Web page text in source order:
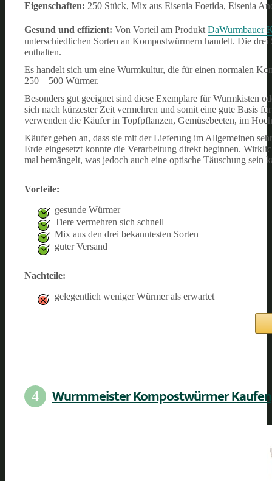
Eigenschaften: 250 Stück, Mix aus Eisenia Foetida, Eisenia
Gesund und effizient: Von Vorteil am Produkt DaWurmbauer
unterschiedlichen Sorten an Kompostwürmern handelt. Die
enthalten.
Es handelt sich um eine Wurmkultur, die für einen normalen
250 – 500 Würmer.
Besonders gut geeignet sind diese Exemplare für Wurmkisten
sich nach kürzester Zeit vermehren und somit eine gute Basis
verwenden die Käufer in Topfpflanzen, Gemüsebeeten, im
Käufer geben an, dass sie mit der Lieferung im Allgemeinen
Erde eingesetzt konnte die Verarbeitung direkt beginnen.
mal bemängelt, was jedoch auch eine optische Täuschung sein
Vorteile:
gesunde Würmer
Tiere vermehren sich schnell
Mix aus den drei bekanntesten Sorten
guter Versand
Nachteile:
gelegentlich weniger Würmer als erwartet
4 Wurmmeister Kompostwürmer Kaufen